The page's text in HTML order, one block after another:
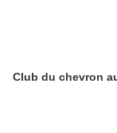
Club du chevron